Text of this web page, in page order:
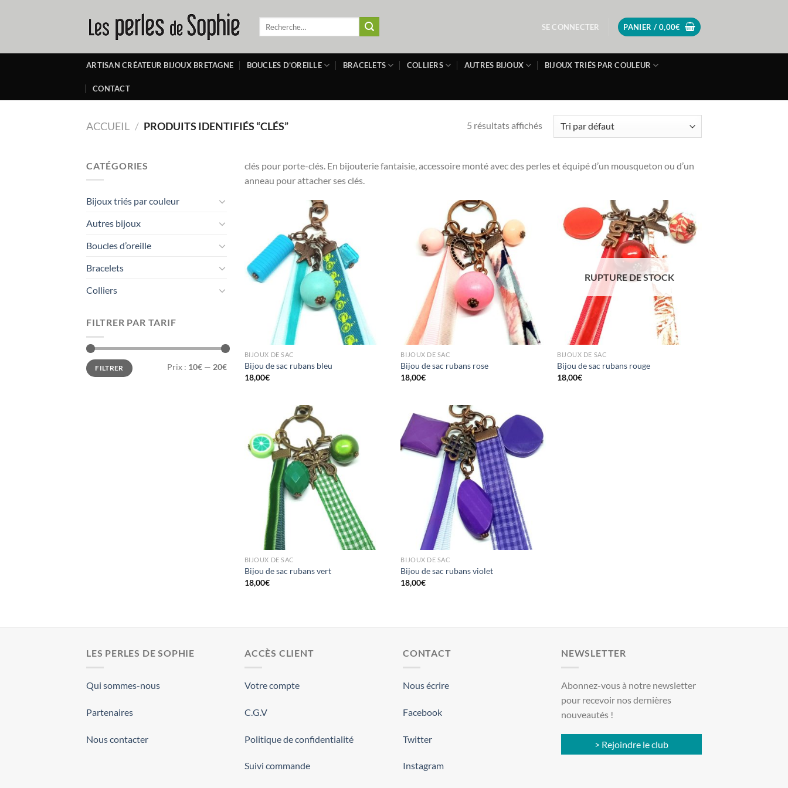
SE CONNECTER PANIER / 0,00€
ARTISAN CRÉATEUR BIJOUX BRETAGNE BOUCLES D’OREILLE BRACELETS COLLIERS AUTRES BIJOUX BIJOUX TRIÉS PAR COULEUR
CONTACT
ACCUEIL / PRODUITS IDENTIFIÉS “CLÉS” 5 résultats affichés
CATÉGORIES
Bijoux triés par couleur
Autres bijoux
Boucles d’oreille
Bracelets
Colliers
FILTRER PAR TARIF
Prix
min
Prix
maxFILTRER Prix : 10€ — 20€
clés pour porte-clés. En bijouterie fantaisie, accessoire monté avec des perles et équipé d’un mousqueton ou d’un
anneau pour attacher ses clés.
BIJOUX DE SAC
Bijou de sac rubans bleu
18,00€
BIJOUX DE SAC
Bijou de sac rubans rose
18,00€
RUPTURE DE STOCK
BIJOUX DE SAC
Bijou de sac rubans rouge
18,00€
BIJOUX DE SAC
Bijou de sac rubans vert
18,00€
BIJOUX DE SAC
Bijou de sac rubans violet
18,00€
LES PERLES DE SOPHIE
Qui sommes-nous
Partenaires
Nous contacter
ACCÈS CLIENT
Votre compte
C.G.V
Politique de confidentialité
Suivi commande
CONTACT
Nous écrire
Facebook
Twitter
Instagram
NEWSLETTER
Abonnez-vous à notre newsletter
pour recevoir nos dernières
nouveautés !
> Rejoindre le club